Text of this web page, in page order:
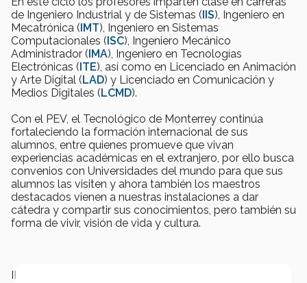
de Ingeniero Industrial y de Sistemas (IIS), Ingeniero en
Mecatrónica (IMT), Ingeniero en Sistemas
Computacionales (ISC), Ingeniero Mecánico
Administrador (IMA), Ingeniero en Tecnologías
Electrónicas (ITE), así como en Licenciado en Animación
y Arte Digital (LAD) y Licenciado en Comunicación y
Medios Digitales (LCMD).
Con el PEV, el Tecnológico de Monterrey continúa
fortaleciendo la formación internacional de sus
alumnos, entre quienes promueve que vivan
experiencias académicas en el extranjero, por ello busca
convenios con Universidades del mundo para que sus
alumnos las visiten y ahora también los maestros
destacados vienen a nuestras instalaciones a dar
cátedra y compartir sus conocimientos, pero también su
forma de vivir, visión de vida y cultura.
INSTITUCIÓN